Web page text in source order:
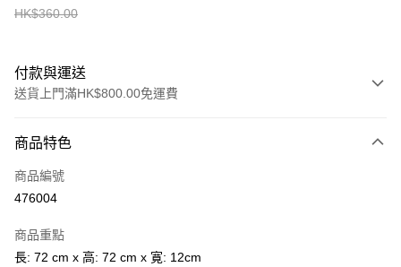
HK$360.00
付款與運送
送貨上門滿HK$800.00免運費
信用卡
Apple Pay
AlipayHK
商品特色
商品編號
476004
商品重點
長: 72 cm x 高: 72 cm x 寛: 12cm